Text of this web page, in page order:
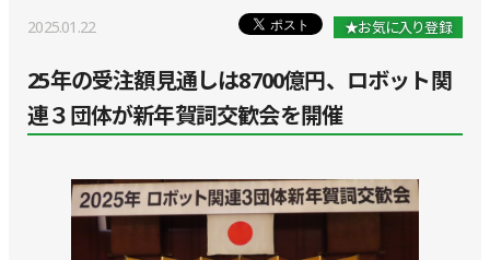
2025.01.22 ★お気に入り登録
25年の受注額見通しは8700億円、ロボット関
連３団体が新年賀詞交歓会を開催